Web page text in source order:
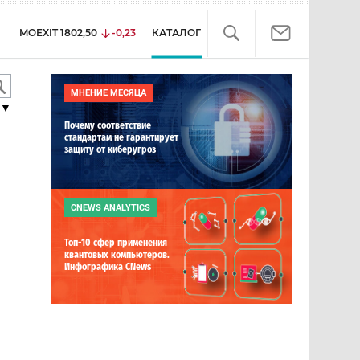
MOEXIT 1802,50 -0,23 КАТАЛОГ
МНЕНИЕ МЕСЯЦА
Почему соответствие
стандартам не гарантирует
защиту от киберугроз
CNEWS ANALYTICS
Топ-10 сфер применения
квантовых компьютеров.
Инфографика CNews